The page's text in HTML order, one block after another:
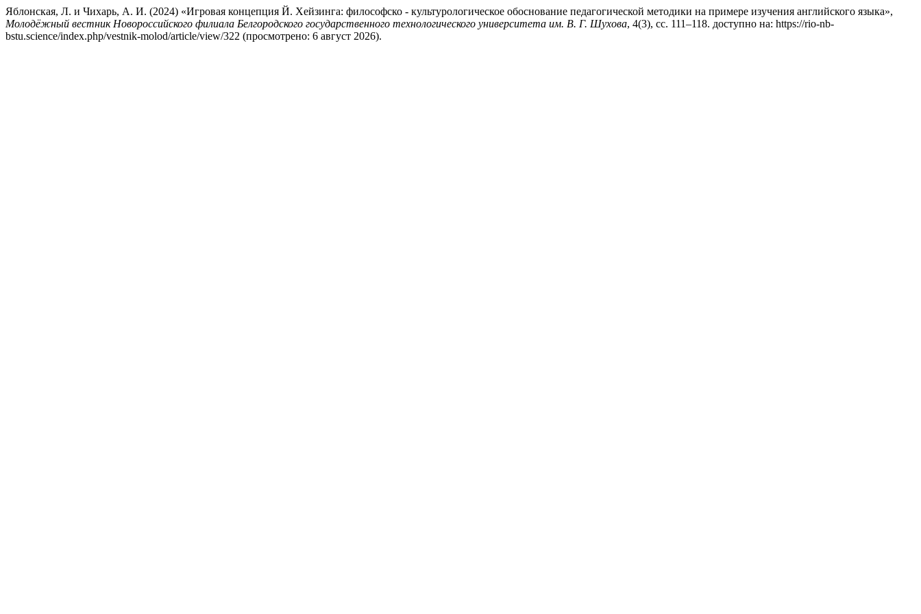
Яблонская, Л. и Чихарь, А. И. (2024) «Игровая концепция Й. Хейзинга: философско - культурологическое обоснование педагогической методики на примере изучения английского языка»,
Молодёжный вестник Новороссийского филиала Белгородского государственного технологического университета им. В. Г. Шухова, 4(3), сс. 111–118. доступно на: https://rio-nb-
bstu.science/index.php/vestnik-molod/article/view/322 (просмотрено: 6 август 2026).